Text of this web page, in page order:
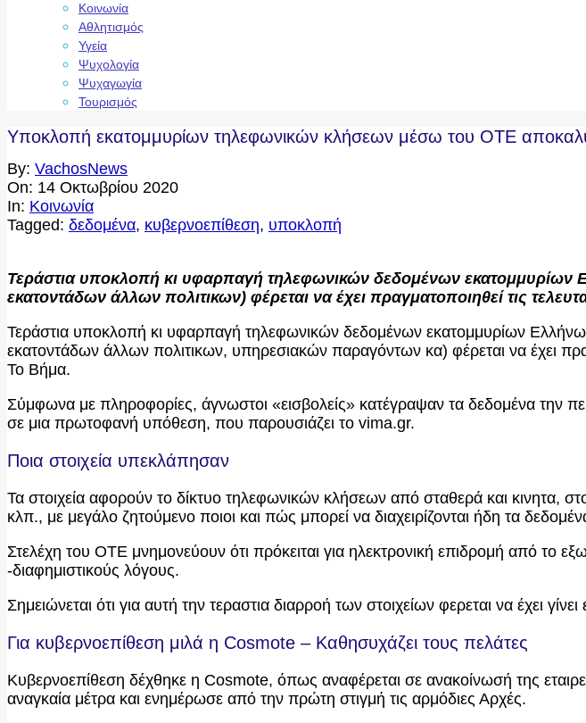
Κοινωνία
Αθλητισμός
Υγεία
Ψυχολογία
Ψυχαγωγία
Τουρισμός
Υποκλοπή εκατομμυρίων τηλεφωνικών κλήσεων μέσω του ΟΤΕ
By: VachosNews
On: 14 Οκτωβρίου 2020
In: Κοινωνία
Tagged: δεδομένα, κυβερνοεπίθεση, υποκλοπή
Τεράστια υποκλοπή κι υφαρπαγή τηλεφωνικών δεδομένων
εκατοντάδων άλλων πολιτικων) φέρεται να έχει πραγματοποιηθεί τις
Τεράστια υποκλοπή κι υφαρπαγή τηλεφωνικών δεδομένων εκατομμυρίων
εκατοντάδων άλλων πολιτικων, υπηρεσιακών παραγόντων κα) φέρεται να έχει
Το Βήμα.
Σύμφωνα με πληροφορίες, άγνωστοι «εισβολείς» κατέγραψαν τα δεδομένα την
σε μια πρωτοφανή υπόθεση, που παρουσιάζει το vima.gr.
Ποια στοιχεία υπεκλάπησαν
Τα στοιχεία αφορούν το δίκτυο τηλεφωνικών κλήσεων από σταθερά και κινητα,
κλπ., με μεγάλο ζητούμενο ποιοι και πώς μπορεί να διαχειρίζονται ήδη τα
Στελέχη του ΟΤΕ μνημονεύουν ότι πρόκειται για ηλεκτρονική επιδρομή από το
-διαφημιστικούς λόγους.
Σημειώνεται ότι για αυτή την τεραστια διαρροή των στοιχείων φερεται να έχει
Για κυβερνοεπίθεση μιλά η Cosmote – Καθησυχάζει τους πελάτες
Kυβερνοεπίθεση δέχθηκε η Cosmote, όπως αναφέρεται σε ανακοίνωσή της
αναγκαία μέτρα και ενημέρωσε από την πρώτη στιγμή τις αρμόδιες Αρχές.